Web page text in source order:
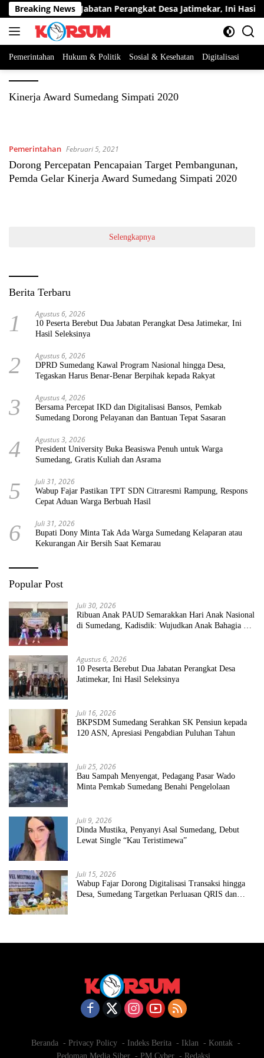
Langsung
ke
konten
Breaking News
Berebut Dua Jabatan Perangkat Desa Jatimekar, Ini Hasil
Pemerintahan Hukum & Politik Sosial & Kesehatan Digitalisasi
Kinerja Award Sumedang Simpati 2020
Pemerintahan Februari 5, 2021
Dorong Percepatan Pencapaian Target Pembangunan,
Pemda Gelar Kinerja Award Sumedang Simpati 2020
Selengkapnya
Berita Terbaru
1 Agustus 6, 2026
10 Peserta Berebut Dua Jabatan Perangkat Desa Jatimekar, Ini
Hasil Seleksinya
2 Agustus 6, 2026
DPRD Sumedang Kawal Program Nasional hingga Desa,
Tegaskan Harus Benar-Benar Berpihak kepada Rakyat
3 Agustus 4, 2026
Bersama Percepat IKD dan Digitalisasi Bansos, Pemkab
Sumedang Dorong Pelayanan dan Bantuan Tepat Sasaran
4 Agustus 3, 2026
President University Buka Beasiswa Penuh untuk Warga
Sumedang, Gratis Kuliah dan Asrama
5 Juli 31, 2026
Wabup Fajar Pastikan TPT SDN Citraresmi Rampung, Respons
Cepat Aduan Warga Berbuah Hasil
6 Juli 31, 2026
Bupati Dony Minta Tak Ada Warga Sumedang Kelaparan atau
Kekurangan Air Bersih Saat Kemarau
Popular Post
Juli 30, 2026
Ribuan Anak PAUD Semarakkan Hari Anak Nasional
di Sumedang, Kadisdik: Wujudkan Anak Bahagia dan
Agustus 6, 2026
10 Peserta Berebut Dua Jabatan Perangkat Desa
Jatimekar, Ini Hasil Seleksinya
Juli 16, 2026
BKPSDM Sumedang Serahkan SK Pensiun kepada
120 ASN, Apresiasi Pengabdian Puluhan Tahun
Juli 25, 2026
Bau Sampah Menyengat, Pedagang Pasar Wado
Minta Pemkab Sumedang Benahi Pengelolaan
Juli 9, 2026
Dinda Mustika, Penyanyi Asal Sumedang, Debut
Lewat Single “Kau Teristimewa”
Juli 15, 2026
Wabup Fajar Dorong Digitalisasi Transaksi hingga
Desa, Sumedang Targetkan Perluasan QRIS dan
Beranda Privacy Policy Indeks Berita Iklan
Kontak
Pedoman Media Siber
PM Cyber Redaksi